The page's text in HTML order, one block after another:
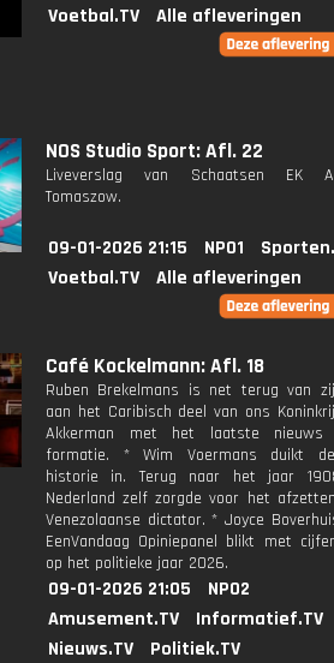
Voetbal.TV
Alle afleveringen
NOS Studio Sport: Afl. 22
Liveverslag van Schaatsen EK
Tomaszow.
09-01-2026 21:15 NPO1
Voetbal.TV
Alle afleveringen
Café Kockelmann: Afl. 18
Ruben Brekelmans is net terug van
aan het Caribisch deel van ons
Akkerman met het laatste
formatie. * Wim Voermans duikt
historie in. Terug naar het jaar
Nederland zelf zorgde voor het
Venezolaanse dictator. * Joyce
EenVandaag Opiniepanel blikt met
op het politieke jaar 2026.
09-01-2026 21:05
NPO2
Amusement.TV
Informatief.TV
Nieuws.TV
Politiek.TV